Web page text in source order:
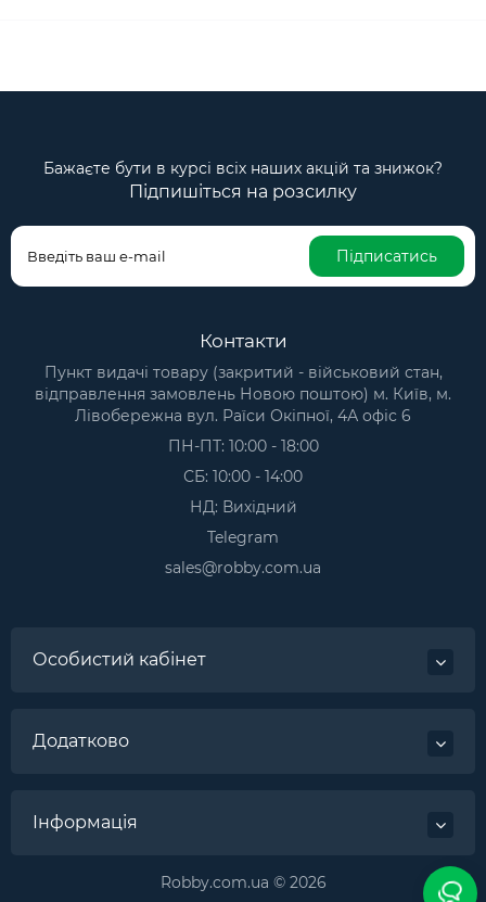
Бажаєте бути в курсі всіх наших акцій та знижок?
Підпишіться на розсилку
Підписатись
Контакти
Пункт видачі товару (закритий - військовий стан,
відправлення замовлень Новою поштою) м. Київ, м.
Лівобережна вул. Раїси Окіпної, 4А офіс 6
ПН-ПТ: 10:00 - 18:00
СБ: 10:00 - 14:00
НД: Вихідний
Telegram
sales@robby.com.ua
Особистий кабінет
Додатково
Інформація
Robby.com.ua © 2026